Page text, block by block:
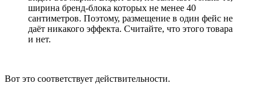
ширина бренд-блока которых не менее 40
сантиметров. Поэтому, размещение в один фейс не
даёт никакого эффекта. Считайте, что этого товара
и нет.
Вот это соответствует действительности.